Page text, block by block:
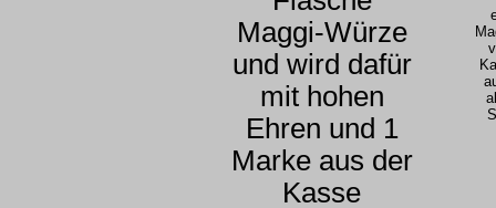
Maggi-Würze
und wird dafür
mit hohen
Ehren und 1
Marke aus der
Kasse